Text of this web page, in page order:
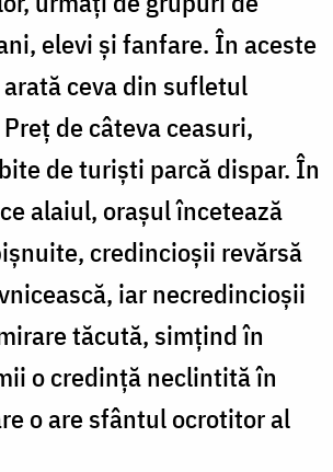
elevi şi fanfare. În aceste
ceva din sufletul
de câteva ceasuri,
de turişti parcă dispar. În
alaiul, oraşul încetează
credincioşii revărsă
iar necredincioşii
tăcută, simţind în
o credinţă neclintită în
o are sfântul ocrotitor al